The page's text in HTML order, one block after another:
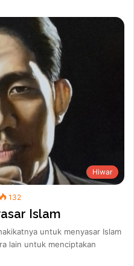
Hiwar
132
Islam
untuk menyasar Islam
lain untuk menciptakan